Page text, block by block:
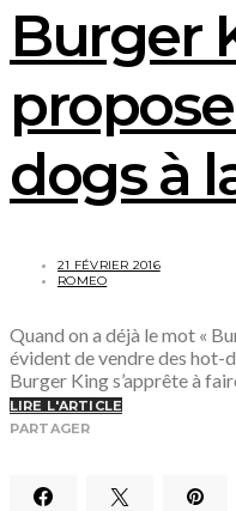
Burger
dogs à
21 FÉVRIER 2016
ROMEO
Quand on a déjà le mot «
évident de vendre des hot-
Burger King s’apprête à
LIRE L'ARTICLE
PARTAGER